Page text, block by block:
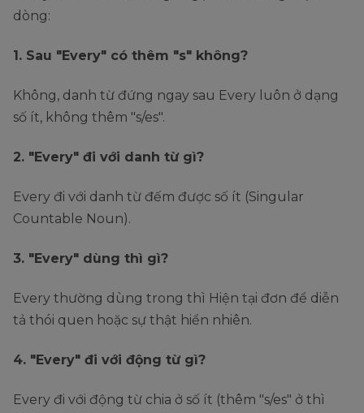
dòng:
1. Sau "Every" có thêm "s" không?
Không, danh từ đứng ngay sau Every luôn ở dạng
số ít, không thêm "s/es".
2. "Every" đi với danh từ gì?
Every đi với danh từ đếm được số ít (Singular
Countable Noun).
3. "Every" dùng thì gì?
Every thường dùng trong thì Hiện tại đơn để diễn
tả thói quen hoặc sự thật hiển nhiên.
4. "Every" đi với động từ gì?
Every đi với động từ chia ở số ít (thêm "s/es" ở thì